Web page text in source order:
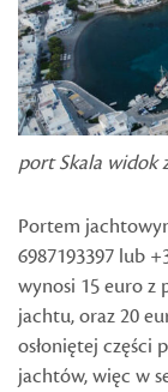
port Skala widok
Portem
6987193397 lub
wynosi 15 euro z
jachtu, oraz 20
osłoniętej części
jachtów, więc w